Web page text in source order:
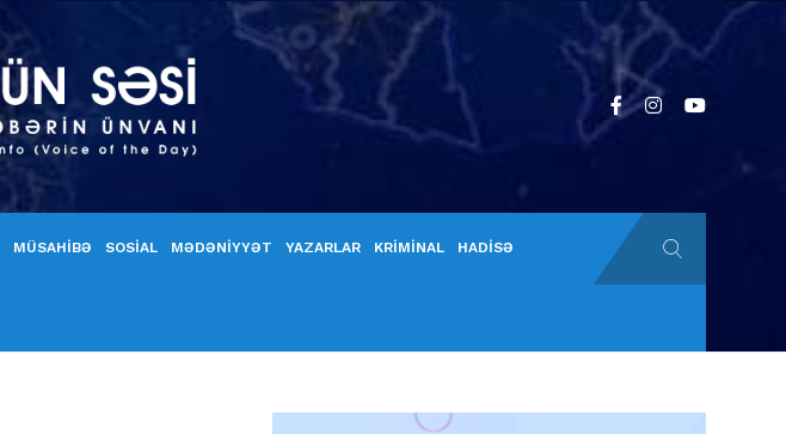
MÜSAHİBƏ SOSİAL MƏDƏNİYYƏT YAZARLAR KRİMİNAL HADİSƏ